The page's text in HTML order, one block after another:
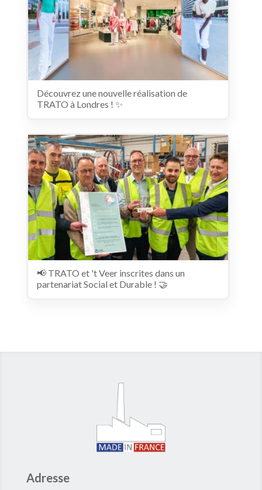
Découvrez une nouvelle réalisation de
TRATO à Londres ! ✨
📢 TRATO et 't Veer inscrites dans un
partenariat Social et Durable ! 🤝
Adresse